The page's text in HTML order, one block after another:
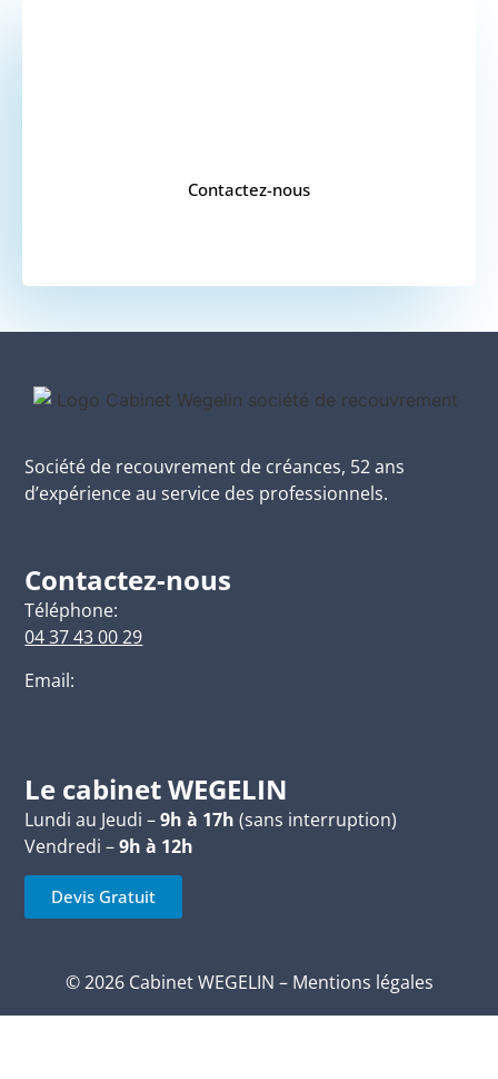
Contactez-nous
Société de recouvrement de créances, 52 ans
d’expérience au service des professionnels.
Contactez-nous
Téléphone:
04 37 43 00 29
Email:
Le cabinet WEGELIN
Lundi au Jeudi –9h à 17h (sans interruption)
Vendredi –9h à 12h
Devis Gratuit
© 2026 Cabinet WEGELIN – Mentions légales